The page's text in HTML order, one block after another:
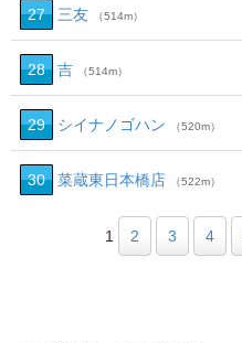
27 三友 （514m）
28 吉 （514m）
29 シイナノゴハン （520m）
30 菜蔵東日本橋店 （522m）
1 2 3 4